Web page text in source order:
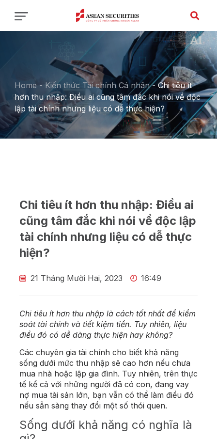
Home - Kiến thức Tài chính Cá nhân- Chi tiêu ít
hơn thu nhập: Điều ai cũng tâm đắc khi nói về độc
lập tài chính nhưng liệu có dễ thực hiện?
Chi tiêu ít hơn thu nhập: Điều ai
cũng tâm đắc khi nói về độc lập
tài chính nhưng liệu có dễ thực
hiện?
21 Tháng Mười Hai, 2023 16:49
Chi tiêu ít hơn thu nhập là cách tốt nhất để kiểm
soát tài chính và tiết kiệm tiền. Tuy nhiên, liệu
điều đó có dễ dàng thực hiện hay không?
Các chuyên gia tài chính cho biết khả năng
sống dưới mức thu nhập sẽ cao hơn nếu chưa
mua nhà hoặc lập gia đình. Tuy nhiên, trên thực
tế kể cả với những người đã có con, đang vay
nợ mua tài sản lớn, bạn vẫn có thể làm điều đó
nếu sẵn sàng thay đổi một số thói quen.
Sống dưới khả năng có nghĩa là